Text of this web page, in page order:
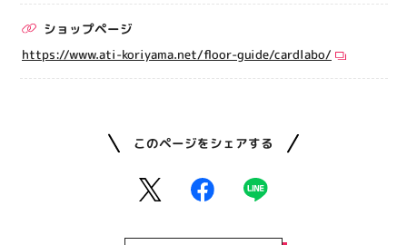
ショップページ
https://www.ati-koriyama.net/floor-guide/cardlabo/
このページをシェアする